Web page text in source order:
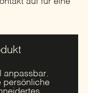
anpassbar.
persönliche